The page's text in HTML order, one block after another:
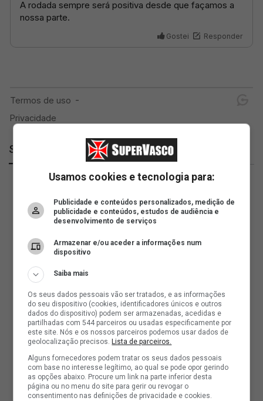
SuperVasco
Usamos cookies e tecnologia para:
Publicidade e conteúdos personalizados, medição de
publicidade e conteúdos, estudos de audiência e
desenvolvimento de serviços
Armazenar e/ou aceder a informações num
dispositivo
Saiba mais
Os seus dados pessoais vão ser tratados, e as informações
do seu dispositivo (cookies, identificadores únicos e outros
dados do dispositivo) podem ser armazenadas, acedidas e
partilhadas com 544 parceiros ou usadas especificamente por
este site. Nós e os nossos parceiros podemos usar dados de
geolocalização precisos. Lista de parceiros.
Alguns fornecedores podem tratar os seus dados pessoais
com base no interesse legítimo, ao qual se pode opor gerindo
as opções abaixo. Procure um link na parte inferior desta
página ou no menu do site para gerir ou revogar o
consentimento nas definições de privacidade e cookies.